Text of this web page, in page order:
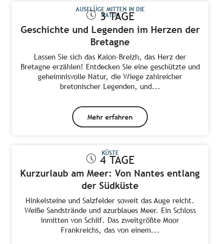
AUSFLÜGE MITTEN IN DIE
NATUR
3 TAGE
Geschichte und Legenden im Herzen der
Bretagne
Lassen Sie sich das Kalon-Breizh, das Herz der
Bretagne erzählen! Entdecken Sie eine geschützte und
geheimnisvolle Natur, die Wiege zahlreicher
bretonischer Legenden, und...
Mehr erfahren
KÜSTE
4 TAGE
Kurzurlaub am Meer: Von Nantes entlang
der Südküste
Hinkelsteine und Salzfelder soweit das Auge reicht.
Weiße Sandstrände und azurblaues Meer. Ein Schloss
inmitten von Schilf. Das zweitgrößte Moor
Frankreichs, das von einem...